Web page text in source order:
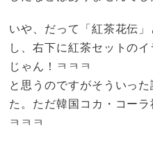
いや、だって「紅茶花伝
し、右下に紅茶セットの
じゃん！ㅋㅋㅋ
と思うのですがそういっ
た。ただ韓国コカ・コーラ
ㅋㅋㅋ